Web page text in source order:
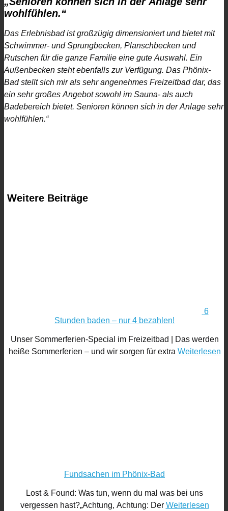
wohlfühlen.“
Das Erlebnisbad ist großzügig dimensioniert und bietet mit
Schwimmer- undSprungbecken, Planschbecken und
Rutschen für die ganze Familie eine gute Auswahl. Ein
Außenbecken steht ebenfalls zur Verfügung. Das Phönix-
Bad stellt sich mir als sehr angenehmes Freizeitbad dar, das
ein sehr großes Angebot sowohl im Sauna- als auch
Badebereich bietet. Senioren können sich in derAnlage sehr
wohlfühlen.“
Weitere Beiträge
6
Stunden baden – nur 4 bezahlen!
Unser Sommerferien-Special im Freizeitbad | Das werden
heiße Sommerferien – und wir sorgen für extra Weiterlesen
Fundsachen im Phönix-Bad
Lost & Found: Was tun, wenn du mal was bei uns
vergessen hast?„Achtung, Achtung: Der Weiterlesen